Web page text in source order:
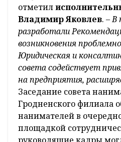
отметил
Владимир Яковлев. –В
разработали
возникновения
Юридическая и
совета содействует
на предприятия,
Заседание совета
Гродненского филиала
нанимателей в
площадкой